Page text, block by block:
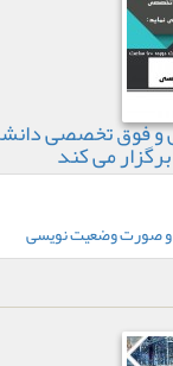
فوق تخصصی
می کند
و صورت وضعیت نویسی